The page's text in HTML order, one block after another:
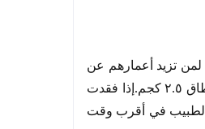
أمرٌ مثير للقلق (خاصةً لمن تزيد أعمارهم عن
٦٥ عامًا). يتقلب وزن معظم الناس قليلًا من يوم لآخر، ولكن هذه التغيرات عادةً ما تبقى ضمن نطاق ٢.٥ كجم.إذا فقدت
الطبيب في أقرب وقت